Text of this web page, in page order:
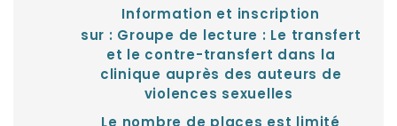
Information et inscription
sur : Groupe de lecture : Le transfert
et le contre-transfert dans la
clinique auprès des auteurs de
violences sexuelles